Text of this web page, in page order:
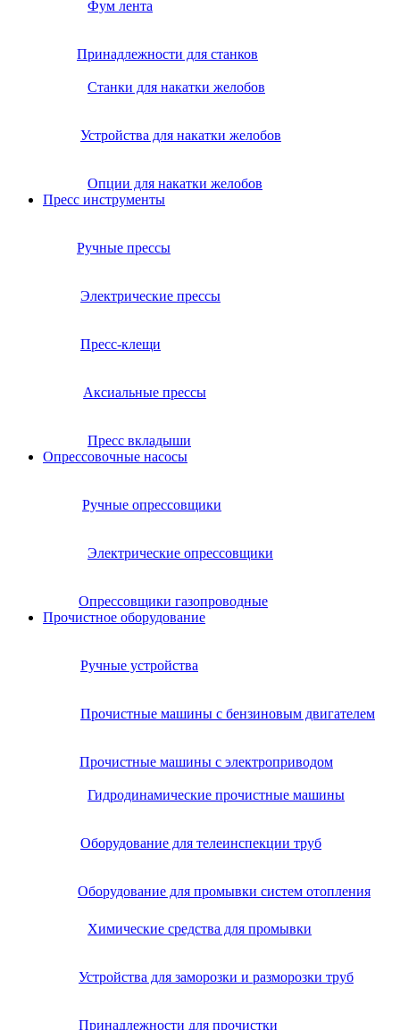
Фум лента
Принадлежности для станков
Станки для накатки желобов
Устройства для накатки желобов
Опции для накатки желобов
Пресс инструменты
Ручные прессы
Электрические прессы
Пресс-клещи
Аксиальные прессы
Пресс вкладыши
Опрессовочные насосы
Ручные опрессовщики
Электрические опрессовщики
Опрессовщики газопроводные
Прочистное оборудование
Ручные устройства
Прочистные машины с бензиновым двигателем
Прочистные машины с электроприводом
Гидродинамические прочистные машины
Оборудование для телеинспекции труб
Оборудование для промывки систем отопления
Химические средства для промывки
Устройства для заморозки и разморозки труб
Принадлежности для прочистки